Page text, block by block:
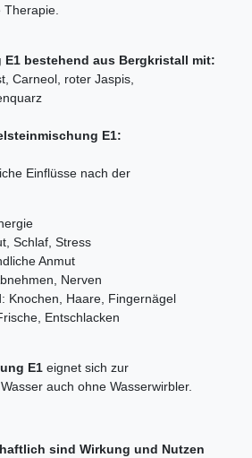
Therapie.
bestehend aus Bergkristall mit:
Carneol, roter Jaspis,
E1:
Einflüsse nach der
Schlaf, Stress
Anmut
Nerven
Knochen, Haare, Fingernägel
Entschlacken
E1 eignet sich zur
auch ohne Wasserwirbler.
sind Wirkung und Nutzen